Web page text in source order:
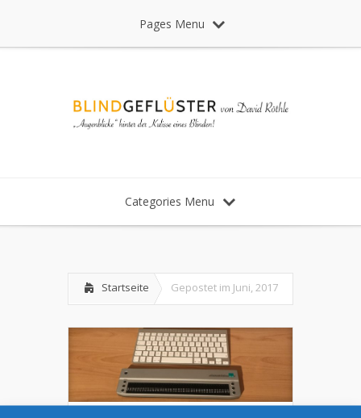
Pages Menu
Categories Menu
Startseite Gepostet im Juni, 2017